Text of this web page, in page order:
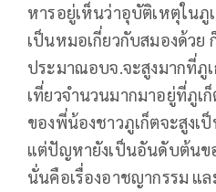
หารอยู่เห็นว่าอุบัติเหตุในภู
เป็นหมอเกี่ยวกับสมองด้วย
ประมาณอบจ.จะสูงมากที่ภู
เที่ยวจำนวนมากมาอยู่ที่ภูเ
ของพี่น้องชาวภูเก็ตจะสูง
แต่ปัญหายังเป็นอันดับต้นข
นั่นคือเรื่องอาชญากรรม แล